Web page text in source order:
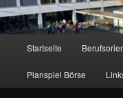
Startseite
Planspiel Börse